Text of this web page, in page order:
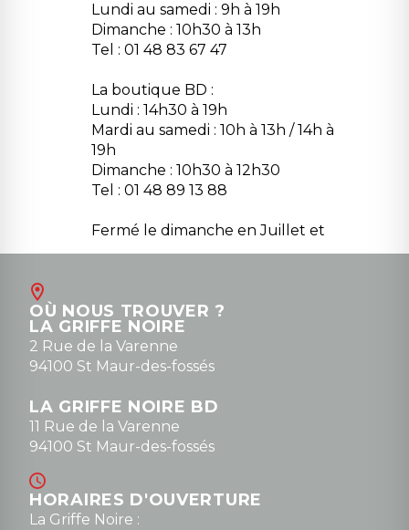
Lundi au samedi : 9h à 19h
Dimanche : 10h30 à 13h
Tel : 01 48 83 67 47
La boutique BD :
Lundi : 14h30 à 19h
Mardi au samedi : 10h à 13h / 14h à
19h
Dimanche : 10h30 à 12h30
Tel : 01 48 89 13 88
Fermé le dimanche en Juillet et
Août
contact@la-griffe-noire.com
0148836747
OÙ NOUS TROUVER ?
LA GRIFFE NOIRE
2 Rue de la Varenne
94100 St Maur-des-fossés
LA GRIFFE NOIRE BD
11 Rue de la Varenne
94100 St Maur-des-fossés
HORAIRES D'OUVERTURE
La Griffe Noire :